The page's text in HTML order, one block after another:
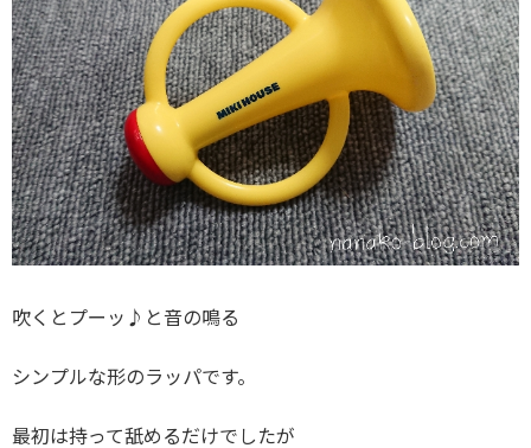
吹くとプーッ♪と音の鳴る
シンプルな形のラッパです。
最初は持って舐めるだけでしたが